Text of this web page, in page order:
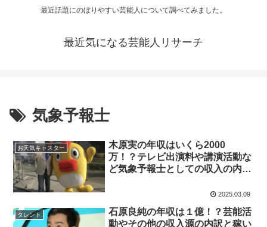
最近話題にのぼりやすい芸能人について調べてみました。
最近気になる芸能人リサーチ
気象予報士
お天気キャスター
木原実の年収はいくら2000
万！？テレビ出演料や講演活動な
ど気象予報士としての収入の内訳
2025.03.09
タレント
石原良純の年収は１億！？芸能活
動やその他の収入源の内訳と稼い